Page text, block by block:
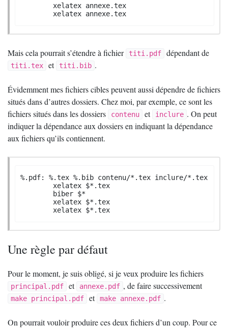
	xelatex annexe.tex
Mais cela pourrait s’étendre à fichier titi.pdf dépendant de
titi.tex et titi.bib .
Évidemment mes fichiers cibles peuvent aussi dépendre de fichiers
situés dans d’autres dossiers. Chez moi, par exemple, ce sont les
fichiers situés dans les dossiers
contenu et inclure . On peut
indiquer la dépendance aux dossiers en indiquant la dépendance
aux fichiers qu’ils contiennent.
%.pdf: %.tex %.bib contenu/*.tex inclure/*.tex
	xelatex $*.tex
Une règle par défaut
Pour le moment, je suis obligé, si je veux produire les fichiers
principal.pdf et annexe.pdf , de faire successivement
make principal.pdf et make annexe.pdf .
On pourrait vouloir produire ces deux fichiers d’un coup. Pour ce